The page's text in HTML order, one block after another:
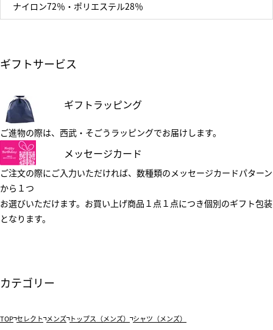
ナイロン72％・ポリエステル28％
ギフトサービス
ギフトラッピング
ご進物の際は、西武・そごうラッピングでお届けします。
メッセージカード
ご注文の際にご入力いただければ、数種類のメッセージカードパターン
から１つ
お選びいただけます。お買い上げ商品１点１点につき個別のギフト包装
となります。
カテゴリー
TOP セレクト メンズ トップス（メンズ） シャツ（メンズ）